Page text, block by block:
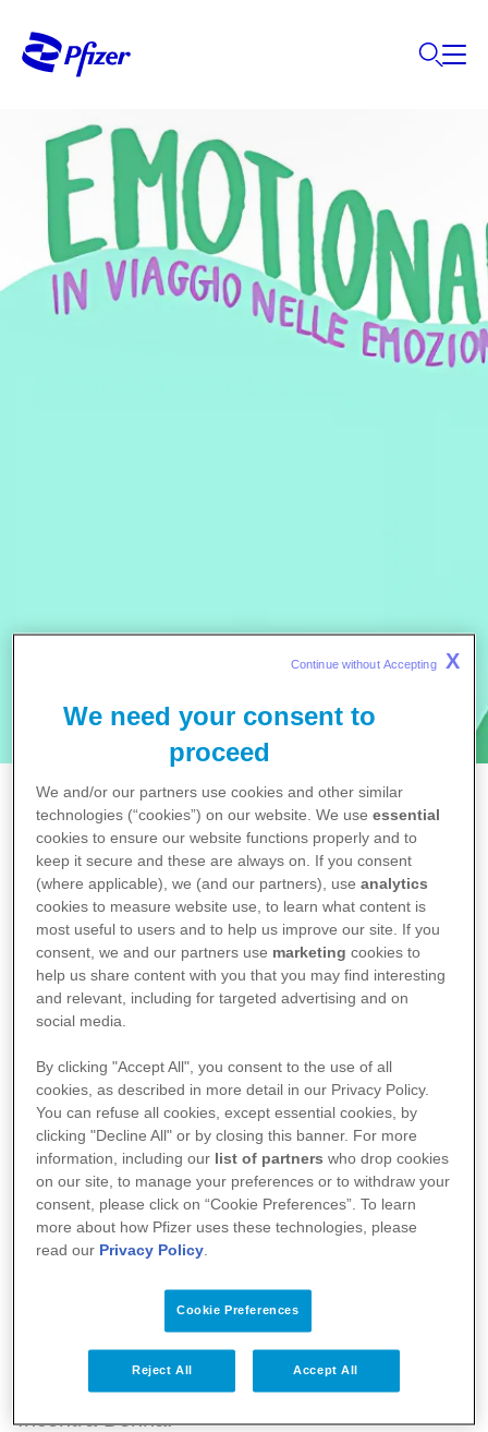
Home
News
Tumore al seno: l’iniziativa di Fondazione AIOM per
raccontare il vissuto delle pazienti
Tumore al seno: l’iniziativa di Fondazione
AIOM per raccontare il vissuto delle
pazienti
5 luglio 2024
Un progetto per esplorare emozioni e vissuti
delle donne che hanno ricevuto una diagnosi di
Patient Journey, l'iniziativa realizzata da
Fondazione AIOM e Pfizer in collaborazione
con le società scientifiche e Fondazione
Incontra Donna.
We need your consent to
proceed
We and/or our partners use cookies and other similar
technologies (“cookies”) on our website. We useessential
cookies to ensure our website functions properly and to
keep it secure and these are always on. If you consent
(where applicable), we (and our partners), useanalytics
cookies to measure website use, to learn what content is
most useful to users and to help us improve our site. If you
consent, we and our partners use marketing cookies to
help us share content with you that you may find interesting
and relevant, including for targeted advertising and on
social media.
By clicking "Accept All", you consent to the use of all
cookies, as described in more detail in our Privacy Policy.
You can refuse all cookies, except essential cookies, by
clicking "Decline All" or by closing this banner. For more
information, including our list of partners who drop cookies
on our site, to manage your preferences or to withdraw your
consent, please click on “Cookie Preferences”. To learn
more about how Pfizer uses these technologies, please
read our Privacy Policy.
Cookie Preferences
Reject All Accept All
Continue without Accepting X